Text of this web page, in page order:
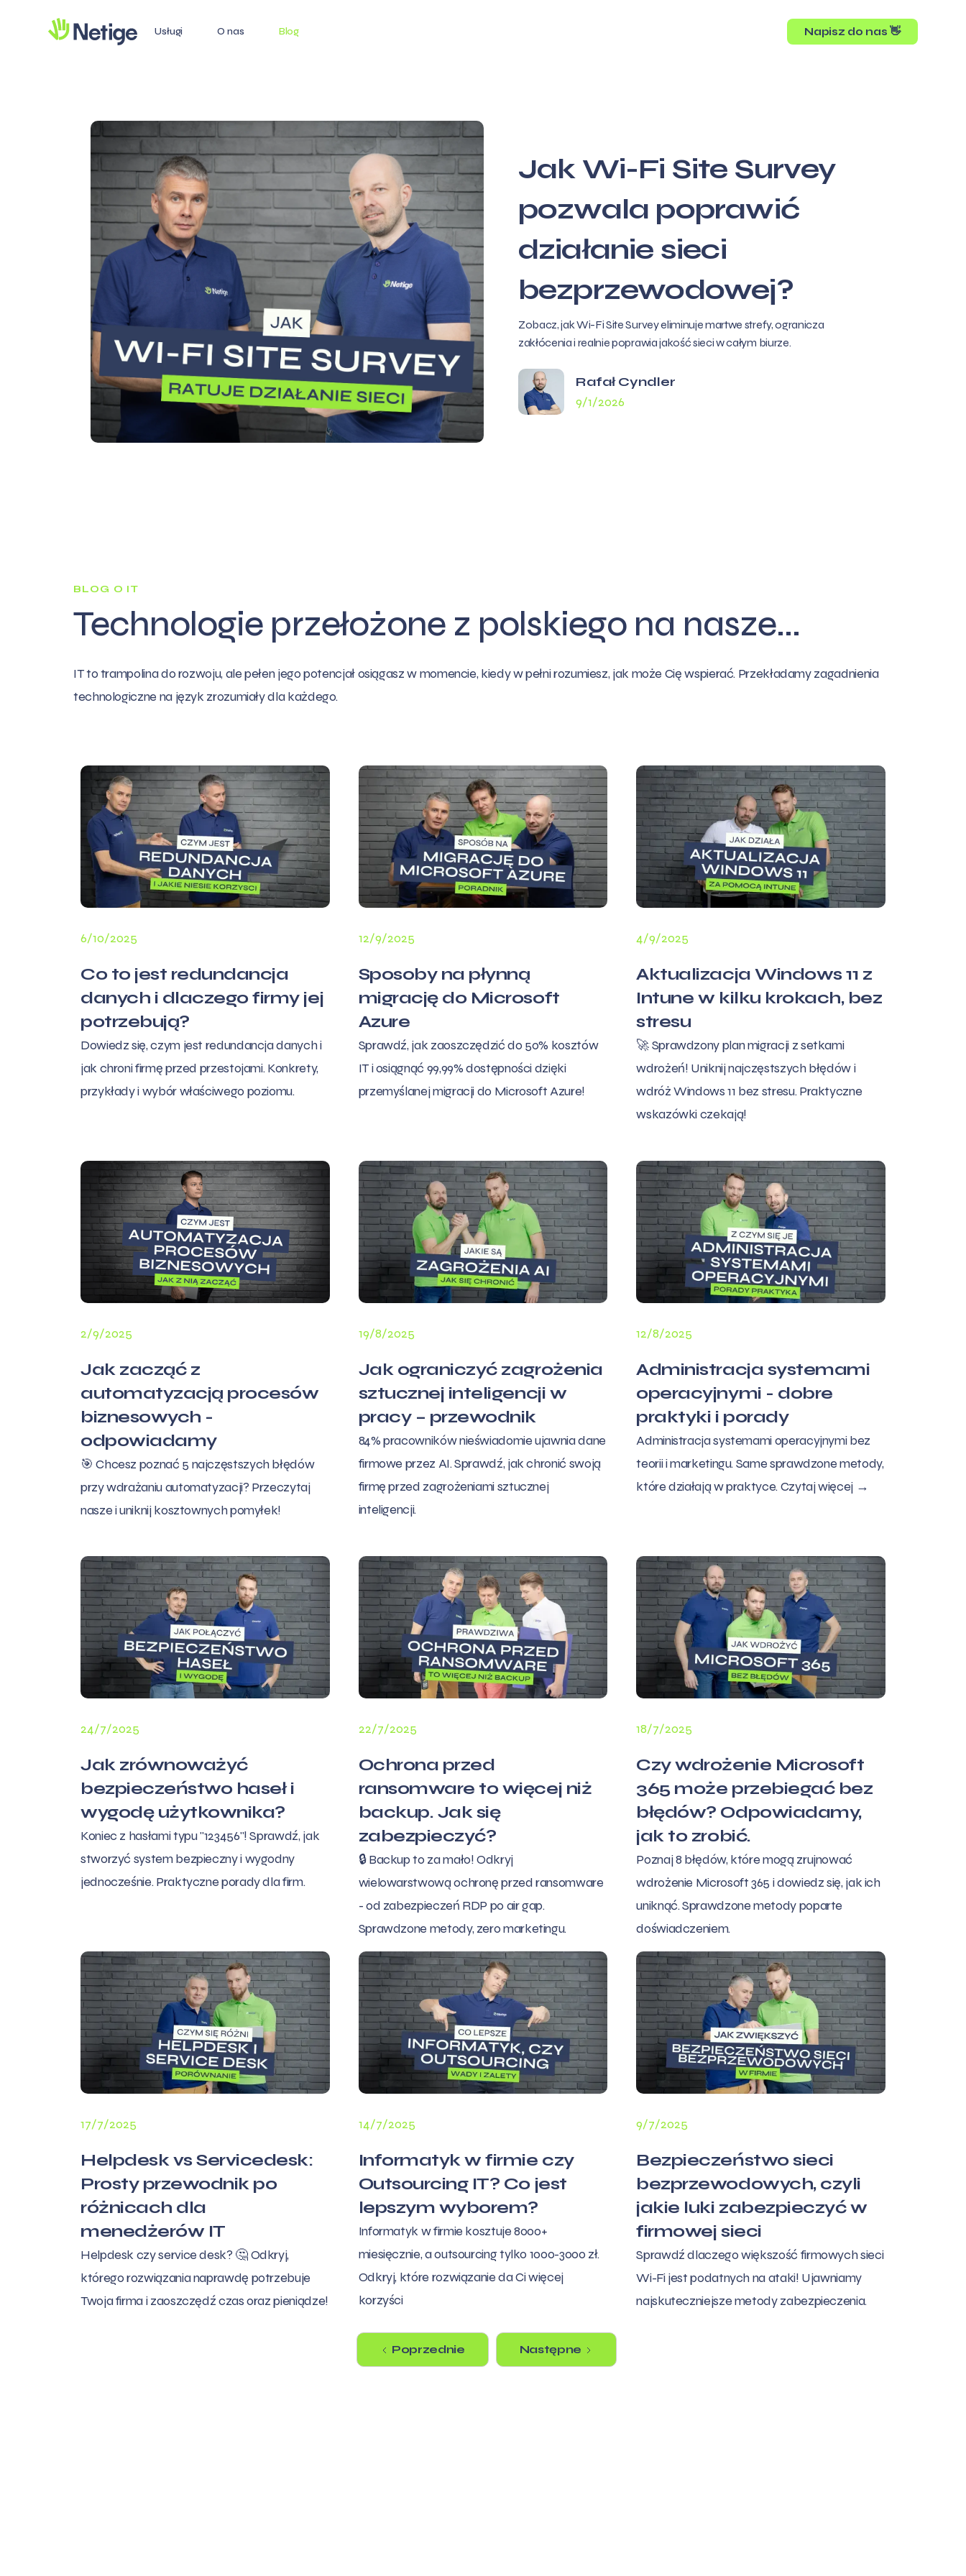
Usługi O nas Blog Napisz do nas 👋
Jak Wi-Fi Site Survey
pozwala poprawić
działanie sieci
bezprzewodowej?
Zobacz, jak Wi-Fi Site Survey eliminuje martwe strefy, ogranicza
zakłócenia i realnie poprawia jakość sieci w całym biurze.
Rafał Cyndler
9/1/2026
BLOG O IT
Technologie przełożone z polskiego na nasze...
IT to trampolina do rozwoju, ale pełen jego potencjał osiągasz w momencie, kiedy w pełni rozumiesz, jak może Cię wspierać. Przekładamy zagadnienia
technologiczne na język zrozumiały dla każdego.
6/10/2025
Co to jest redundancja
danych i dlaczego firmy jej
potrzebują?
Dowiedz się, czym jest redundancja danych i
jak chroni firmę przed przestojami. Konkrety,
przykłady i wybór właściwego poziomu.
12/9/2025
Sposoby na płynną
migrację do Microsoft
Azure
Sprawdź, jak zaoszczędzić do 50% kosztów
IT i osiągnąć 99,99% dostępności dzięki
przemyślanej migracji do Microsoft Azure!
4/9/2025
Aktualizacja Windows 11 z
Intune w kilku krokach, bez
stresu
🚀 Sprawdzony plan migracji z setkami
wdrożeń! Uniknij najczęstszych błędów i
wdróż Windows 11 bez stresu. Praktyczne
wskazówki czekają!
2/9/2025
Jak zacząć z
automatyzacją procesów
biznesowych -
odpowiadamy
🎯 Chcesz poznać 5 najczęstszych błędów
przy wdrażaniu automatyzacji? Przeczytaj
nasze i uniknij kosztownych pomyłek!
19/8/2025
Jak ograniczyć zagrożenia
sztucznej inteligencji w
pracy – przewodnik
84% pracowników nieświadomie ujawnia dane
firmowe przez AI. Sprawdź, jak chronić swoją
firmę przed zagrożeniami sztucznej
inteligencji.
12/8/2025
Administracja systemami
operacyjnymi - dobre
praktyki i porady
Administracja systemami operacyjnymi bez
teorii i marketingu. Same sprawdzone metody,
które działają w praktyce. Czytaj więcej →
24/7/2025
Jak zrównoważyć
bezpieczeństwo haseł i
wygodę użytkownika?
Koniec z hasłami typu "123456"! Sprawdź, jak
stworzyć system bezpieczny i wygodny
jednocześnie. Praktyczne porady dla firm.
22/7/2025
Ochrona przed
ransomware to więcej niż
backup. Jak się
zabezpieczyć?
🔒 Backup to za mało! Odkryj
wielowarstwową ochronę przed ransomware
- od zabezpieczeń RDP po air gap.
Sprawdzone metody, zero marketingu.
18/7/2025
Czy wdrożenie Microsoft
365 może przebiegać bez
błędów? Odpowiadamy,
jak to zrobić.
Poznaj 8 błędów, które mogą zrujnować
wdrożenie Microsoft 365 i dowiedz się, jak ich
uniknąć. Sprawdzone metody poparte
doświadczeniem.
17/7/2025
Helpdesk vs Servicedesk:
Prosty przewodnik po
różnicach dla
menedżerów IT
Helpdesk czy service desk? 🤔 Odkryj,
którego rozwiązania naprawdę potrzebuje
Twoja firma i zaoszczędź czas oraz pieniądze!
14/7/2025
Informatyk w firmie czy
Outsourcing IT? Co jest
lepszym wyborem?
Informatyk w firmie kosztuje 8000+
miesięcznie, a outsourcing tylko 1000-3000 zł.
Odkryj, które rozwiązanie da Ci więcej
korzyści
9/7/2025
Bezpieczeństwo sieci
bezprzewodowych, czyli
jakie luki zabezpieczyć w
firmowej sieci
Sprawdź dlaczego większość firmowych sieci
Wi-Fi jest podatnych na ataki! Ujawniamy
najskuteczniejsze metody zabezpieczenia.
Poprzednie Następne